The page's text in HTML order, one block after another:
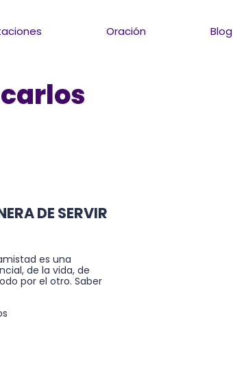
Oración Blog
carlos
DE SERVIR
es una
de la vida, de
por el otro. Saber